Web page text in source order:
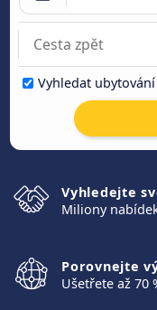
Vyhledat
Vyhledejte
Miliony
Porovnejte
Ušetřete až 70